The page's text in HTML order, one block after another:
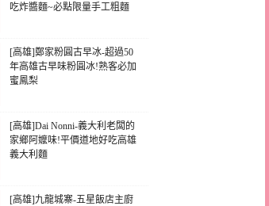
吃炸醬麵~必點限量手工粗麵
[高雄]鄭家粉圓古早冰-超過50
年高雄古早味粉圓冰!熟客必加
蜜鳳梨
[高雄]Dai Nonni-義大利老闆的
家鄉阿嬤味!平價道地好吃高雄
義大利麵
[高雄]九龍城寨-五星飯店主廚